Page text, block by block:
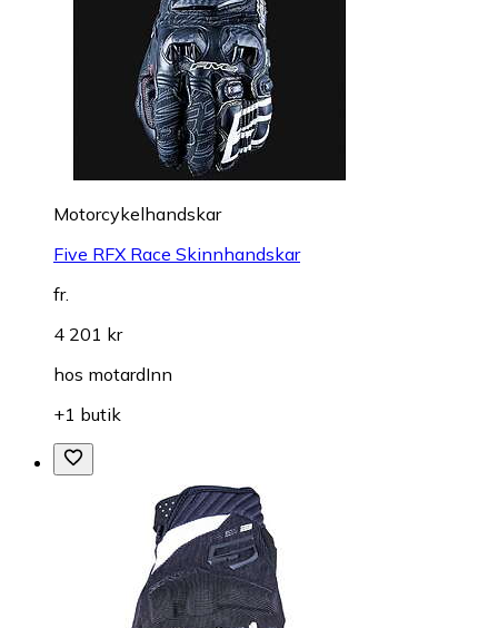
Motorcykelhandskar
Five RFX Race Skinnhandskar
fr.
4 201 kr
hos motardInn
+1 butik